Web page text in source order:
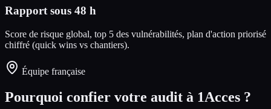
Rapport sous 48 h
Score de risque global, top 5 des vulnérabilités, plan d'action priorisé
chiffré (quick wins vs chantiers).
Équipe française
Pourquoi confier votre audit à 1Acces ?